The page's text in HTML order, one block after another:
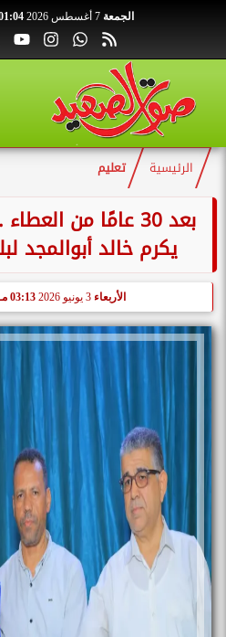
الجمعة 7 أغسطس 2026 01:04
الرئيسية تعليم
بعد 30 عامًا من
يكرم خالد أبوالمجد
الأربعاء 03:13 مـ